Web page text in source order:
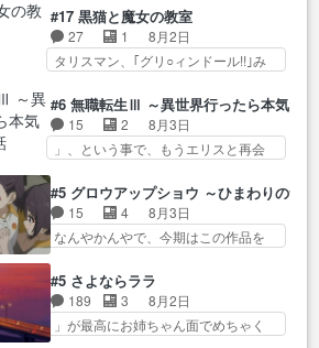
の関係… 確かに相手にも家族や
大切な人はいるけど、… 白シャ
ツが作業着みたいなもんなんですか
ね…
じ… 佐々木がガラケーからスマ
ホに変えるって、… もうドラマ
版孤独のグルメファンコンテン
佐々木さんの優しさ… 先行で見
た時より2人のやり取りに癒しを
感… ABEMA版の7〜8話佐々木が
実年齢以上…
った世界。どんな女… そうか、
こんな風に見えてるのかぁ。かけ
る… 完全な両片思いになりまし
たねぇ…OPとE… 余計な物は描
ん… 光も感じない完全な盲目な
んやね…おめかし… 母役に能登
さんって禁じ手使ってきたー！
て良かった本当… 股に海豚を挟
み水上バスでの会話を反芻…
恋… OPEDとも無人バージョンか
ら主人公２人…
#17 黒猫と魔女の教室
27 1
8月2日
タリスマン、｢グリ○ィンドール!!｣み
で力を合わせて倒… アリアはホ
ントスピカが大好きだよね。ツ
ン… 一等級ポテンシャルのアリ
アちゃん可愛くて… そういや、
… とうとうアリアと直接競う場
がきたこれまで… 毎度ながらの
スピカの顔面芸推しのハナち
味ダダ漏れで好き… 期末試験が
始まろうとしておりスピカは対
策… 能力鑑定胸像タリスマン氏
容姿も評価してし…
#6 無職転生Ⅲ ～異世界行ったら本気だ
15 2
8月3日
」、という事で、もうエリスと再会
てルーデウスの成長が確… 人間
関係の清算が粛々と進められている
サラ… サラとの関係に対して完
全に「昔の女」とし… ルーシー
微… サラとは会ってほしいちゃ
んとした別れ方し… サラは未練0
だと言っていたけど人の気持
#5 グロウアップショウ ～ひまわりのサ
15 4
8月3日
なんやかんやで、今期はこの作品を
減らない(^_^;サ… 葵ちゃん可愛
すぎるな楠木ともりちゃんの
ね… デフォルメされた表情が特
に多かったのが印… 葵＆茜の回
#5 さよならララ
189 3
8月2日
」が最高にお姉ちゃん面でめちゃく